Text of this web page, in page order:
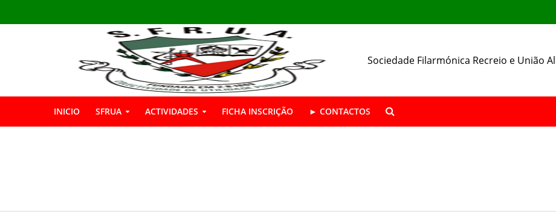
Sociedade Filarmónica Recreio e União
INICIO SFRUA ACTIVIDADES FICHA INSCRIÇÃO ► CONTACTOS